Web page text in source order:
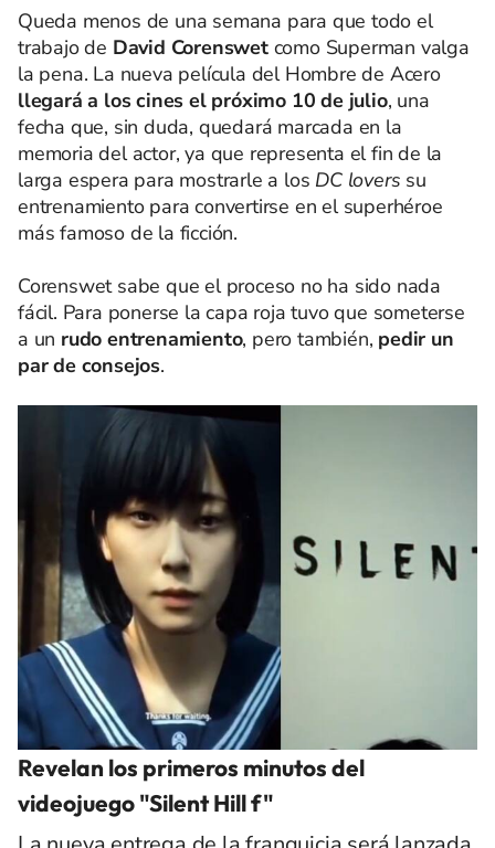
Queda menos de una semana para que todo el
trabajo de David Corenswet como Superman valga
la pena. La nueva película del Hombre de Acero
llegará a los cines el próximo 10 de julio, una
fecha que, sin duda, quedará marcada en la
memoria del actor, ya que representa el fin de la
larga espera para mostrarle a los DC lovers su
entrenamiento para convertirse en el superhéroe
más famoso de la ficción.
Corenswet sabe que el proceso no ha sido nada
fácil. Para ponerse la capa roja tuvo que someterse
a un rudo entrenamiento, pero también, pedir un
par de consejos.
Revelan los primeros minutos del
videojuego "Silent Hill f"